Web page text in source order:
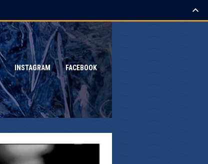
INSTAGRAM FACEBOOK